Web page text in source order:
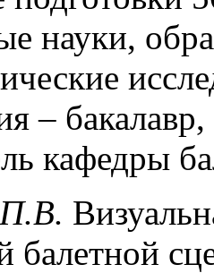
науки,
–
кафедры
балетной